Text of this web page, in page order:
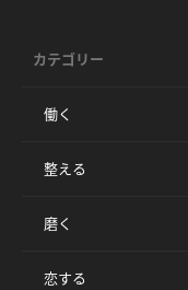
カテゴリー
働く
整える
磨く
恋する